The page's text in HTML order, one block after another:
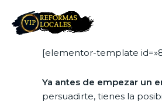
[elementor-template
Ya antes de empezar un
persuadirte, tienes la